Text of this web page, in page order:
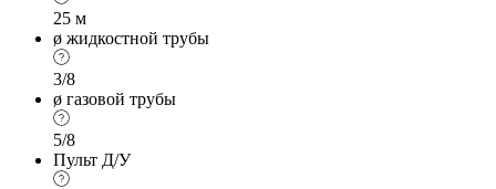
25 м
ø жидкостной трубы
3/8
ø газовой трубы
5/8
Пульт Д/У